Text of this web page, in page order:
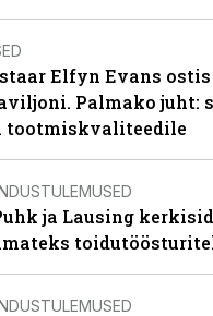
Elfyn Evans
Palmako juht:
tootmiskvaliteedile
ja Lausing